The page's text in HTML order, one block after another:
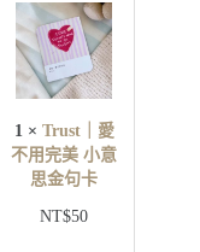
u
s
t
｜
不
用
完
美
1× Trust｜愛
不用完美 小意
思金句卡
NT$50